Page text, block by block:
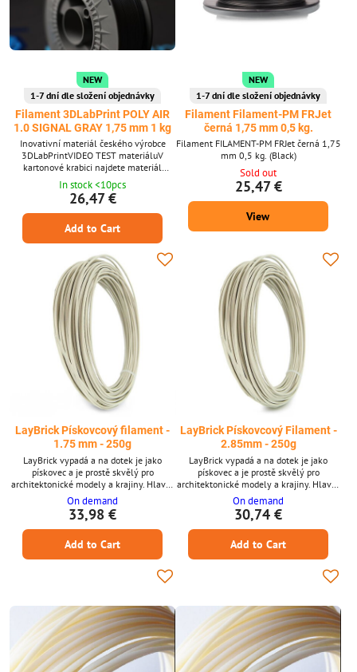
NEW
1-7 dní dle složení objednávky
Filament 3DLabPrint POLY AIR
1.0 SIGNAL GRAY 1,75 mm 1 kg
Inovativní materiál českého výrobce
3DLabPrintVIDEO TEST materiáluV
kartonové krabici najdete materiál
vakuově zabalený spolu se silikagelem
na pohlcování vlhkosti. Krabice s cívkou
váž
In stock <10pcs
26,47 €
Add to Cart
NEW
1-7 dní dle složení objednávky
Filament Filament-PM FRJet
černá 1,75 mm 0,5 kg.
Filament FILAMENT-PM FRJet černá 1,75
mm 0,5 kg. (Black)
Sold out
25,47 €
View
LayBrick Pískovcový filament -
1.75 mm - 250g
LayBrick vypadá a na dotek je jako
pískovec a je prostě skvělý pro
architektonické modely a krajiny. Hlavní
vlastnosti Žádný plastový pocit
Vytištěné objekty lze barvit a snadno
brousit Dobře přilne na tiskovou
podložku Není nutná vyhřívaná podložka
On demand
33,98 €
Add to Cart
LayBrick Pískovcový Filament -
2.85mm - 250g
LayBrick vypadá a na dotek je jako
pískovec a je prostě skvělý pro
architektonické modely a krajiny. Hlavní
vlastnosti * Nepůsobí plastově *
Vytištěné objekty lze barvit a snadno
brousit * Dobře drží na tiskové podložce *
Není nutná vyhřívaná podložka
On demand
30,74 €
Add to Cart